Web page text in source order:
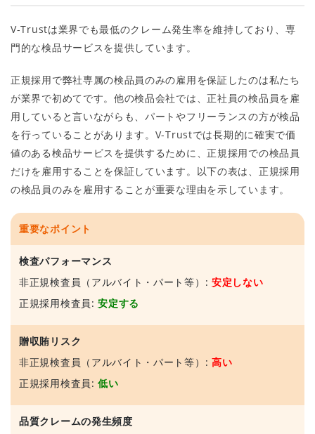
V-Trustは業界でも最低のクレーム発生率を維持しており、専
門的な検品サービスを提供しています。
正規採用で弊社専属の検品員のみの雇用を保証したのは私たち
が業界で初めてです。他の検品会社では、正社員の検品員を雇
用していると言いながらも、パートやフリーランスの方が検品
を行っていることがあります。V-Trustでは長期的に確実で価
値のある検品サービスを提供するために、正規採用での検品員
だけを雇用することを保証しています。以下の表は、正規採用
の検品員のみを雇用することが重要な理由を示しています。
重要なポイント
検査パフォーマンス
非正規検査員（アルバイト・パート等）: 安定しない
正規採用検査員:安定する
贈収賄リスク
非正規検査員（アルバイト・パート等）: 高い
正規採用検査員:低い
品質クレームの発生頻度